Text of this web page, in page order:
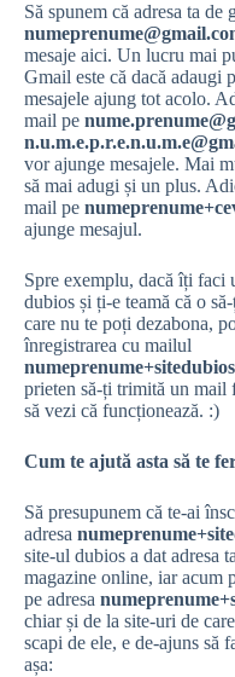
Să spunem că adresa ta de
mesaje aici. Un lucru mai
Gmail este că dacă adaugi
mesajele ajung tot acolo.
mail pe
vor ajunge mesajele. Mai
să mai adugi și un plus.
mail pe
ajunge mesajul.
Spre exemplu, dacă îți faci
dubios și ți-e teamă că o
care nu te poți dezabona,
înregistrarea cu mailul
prieten să-ți trimită un mail
să vezi că funcționează. :)
Cum te ajută asta să te
Să presupunem că te-ai
adresa
site-ul dubios a dat adresa
magazine online, iar acum
pe adresa
chiar și de la site-uri de
scapi de ele, e de-ajuns
așa: